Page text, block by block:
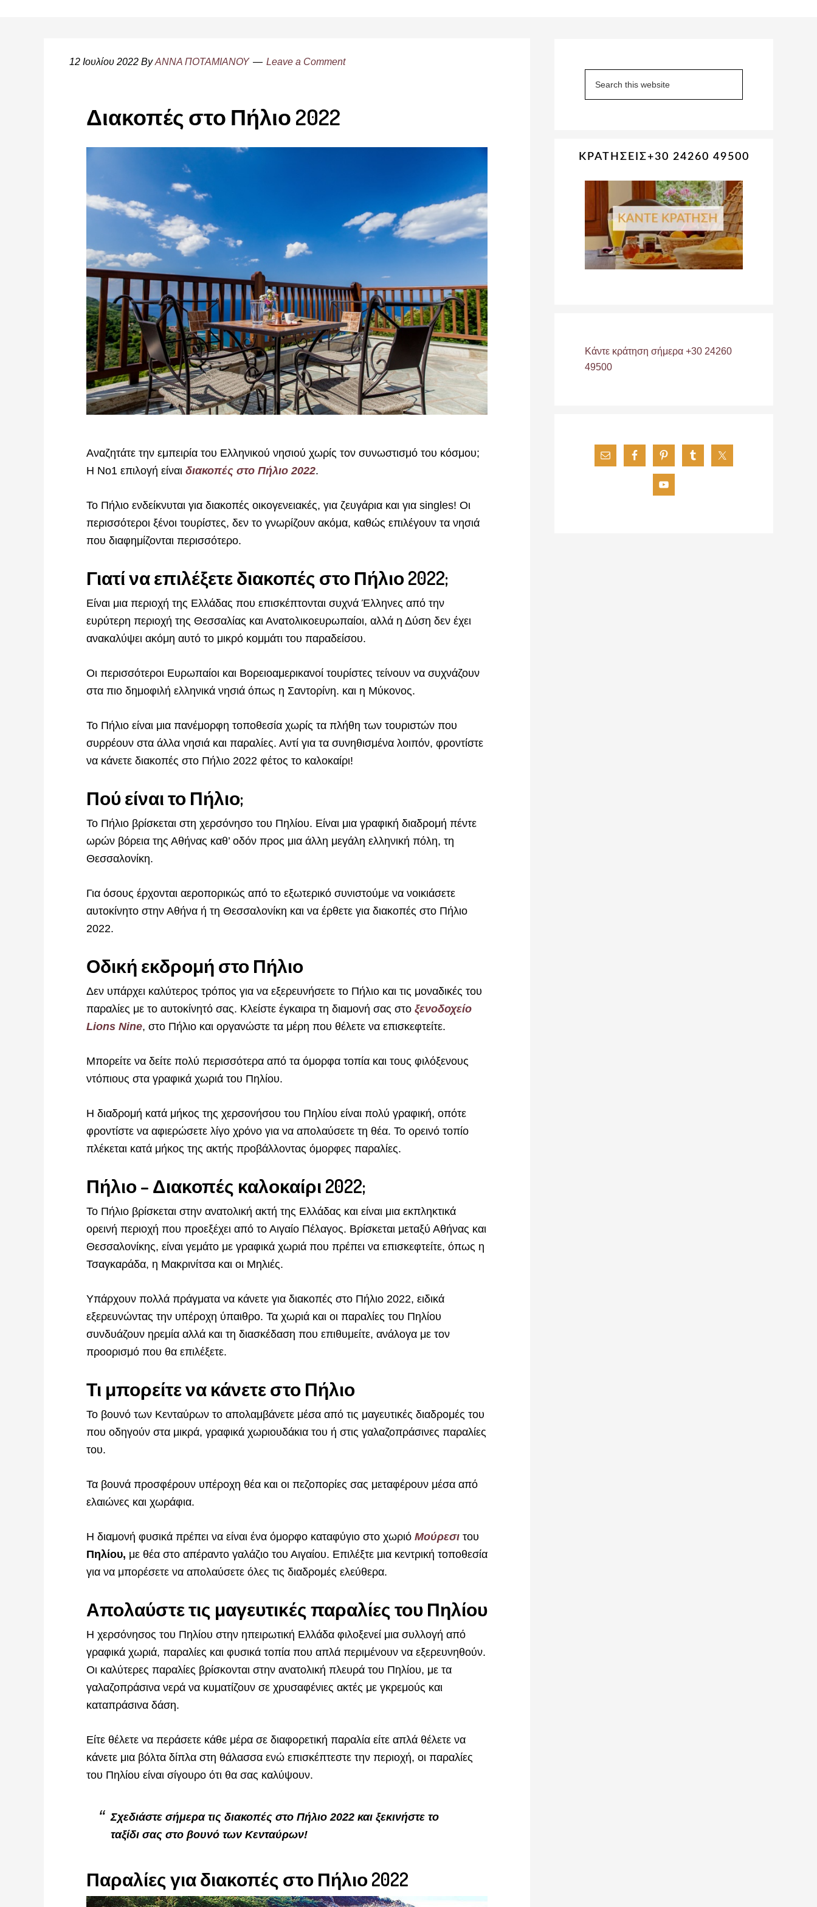
12 Ιουλίου 2022 ByΑΝΝΑ ΠΟΤΑΜΙΑΝΟΥ Leave a Comment
Διακοπές στο Πήλιο 2022
Αναζητάτε την εμπειρία του Ελληνικού νησιού χωρίς τον συνωστισμό του κόσμου;
Η Νο1 επιλογή είναι διακοπές στο Πήλιο 2022.
Το Πήλιο ενδείκνυται για διακοπές οικογενειακές, για ζευγάρια και για singles! Οι
περισσότεροι ξένοι τουρίστες, δεν το γνωρίζουν ακόμα, καθώς επιλέγουν τα νησιά
που διαφημίζονται περισσότερο.
Γιατί να επιλέξετε διακοπές στο Πήλιο 2022;
Είναι μια περιοχή της Ελλάδας που επισκέπτονται συχνά Έλληνες από την
ευρύτερη περιοχή της Θεσσαλίας και Ανατολικοευρωπαίοι, αλλά η Δύση δεν έχει
ανακαλύψει ακόμη αυτό το μικρό κομμάτι του παραδείσου.
Οι περισσότεροι Ευρωπαίοι και Βορειοαμερικανοί τουρίστες τείνουν να συχνάζουν
στα πιο δημοφιλή ελληνικά νησιά όπως η Σαντορίνη. και η Μύκονος.
Το Πήλιο είναι μια πανέμορφη τοποθεσία χωρίς τα πλήθη των τουριστών που
συρρέουν στα άλλα νησιά και παραλίες. Αντί για τα συνηθισμένα λοιπόν, φροντίστε
να κάνετε διακοπές στο Πήλιο 2022 φέτος το καλοκαίρι!
Πού είναι το Πήλιο;
Το Πήλιο βρίσκεται στη χερσόνησο του Πηλίου. Είναι μια γραφική διαδρομή πέντε
ωρών βόρεια της Αθήνας καθ’ οδόν προς μια άλλη μεγάλη ελληνική πόλη, τη
Θεσσαλονίκη.
Για όσους έρχονται αεροπορικώς από το εξωτερικό συνιστούμε να νοικιάσετε
αυτοκίνητο στην Αθήνα ή τη Θεσσαλονίκη και να έρθετε για διακοπές στο Πήλιο
2022.
Οδική εκδρομή στο Πήλιο
Δεν υπάρχει καλύτερος τρόπος για να εξερευνήσετε το Πήλιο και τις μοναδικές του
παραλίες με το αυτοκίνητό σας. Κλείστε έγκαιρα τη διαμονή σας στο ξενοδοχείο
Lions Nine, στο Πήλιο και οργανώστε τα μέρη που θέλετε να επισκεφτείτε.
Μπορείτε να δείτε πολύ περισσότερα από τα όμορφα τοπία και τους φιλόξενους
ντόπιους στα γραφικά χωριά του Πηλίου.
Η διαδρομή κατά μήκος της χερσονήσου του Πηλίου είναι πολύ γραφική, οπότε
φροντίστε να αφιερώσετε λίγο χρόνο για να απολαύσετε τη θέα. Το ορεινό τοπίο
πλέκεται κατά μήκος της ακτής προβάλλοντας όμορφες παραλίες.
Πήλιο – Διακοπές καλοκαίρι 2022;
Το Πήλιο βρίσκεται στην ανατολική ακτή της Ελλάδας και είναι μια εκπληκτικά
ορεινή περιοχή που προεξέχει από το Αιγαίο Πέλαγος. Βρίσκεται μεταξύ Αθήνας και
Θεσσαλονίκης, είναι γεμάτο με γραφικά χωριά που πρέπει να επισκεφτείτε, όπως η
Τσαγκαράδα, η Μακρινίτσα και οι Μηλιές.
Υπάρχουν πολλά πράγματα να κάνετε για διακοπές στο Πήλιο 2022, ειδικά
εξερευνώντας την υπέροχη ύπαιθρο. Τα χωριά και οι παραλίες του Πηλίου
συνδυάζουν ηρεμία αλλά και τη διασκέδαση που επιθυμείτε, ανάλογα με τον
προορισμό που θα επιλέξετε.
Τι μπορείτε να κάνετε στο Πήλιο
Το βουνό των Κενταύρων το απολαμβάνετε μέσα από τις μαγευτικές διαδρομές του
που οδηγούν στα μικρά, γραφικά χωριουδάκια του ή στις γαλαζοπράσινες παραλίες
του.
Τα βουνά προσφέρουν υπέροχη θέα και οι πεζοπορίες σας μεταφέρουν μέσα από
ελαιώνες και χωράφια.
Η διαμονή φυσικά πρέπει να είναι ένα όμορφο καταφύγιο στο χωριό Μούρεσι του
Πηλίου, με θέα στο απέραντο γαλάζιο του Αιγαίου. Επιλέξτε μια κεντρική τοποθεσία
για να μπορέσετε να απολαύσετε όλες τις διαδρομές ελεύθερα.
Απολαύστε τις μαγευτικές παραλίες του Πηλίου
Η χερσόνησος του Πηλίου στην ηπειρωτική Ελλάδα φιλοξενεί μια συλλογή από
γραφικά χωριά, παραλίες και φυσικά τοπία που απλά περιμένουν να εξερευνηθούν.
Οι καλύτερες παραλίες βρίσκονται στην ανατολική πλευρά του Πηλίου, με τα
γαλαζοπράσινα νερά να κυματίζουν σε χρυσαφένιες ακτές με γκρεμούς και
καταπράσινα δάση.
Είτε θέλετε να περάσετε κάθε μέρα σε διαφορετική παραλία είτε απλά θέλετε να
κάνετε μια βόλτα δίπλα στη θάλασσα ενώ επισκέπτεστε την περιοχή, οι παραλίες
του Πηλίου είναι σίγουρο ότι θα σας καλύψουν.
Σχεδιάστε σήμερα τις διακοπές στο Πήλιο 2022 και ξεκινήστε το
ταξίδι σας στο βουνό των Κενταύρων!
Παραλίες για διακοπές στο Πήλιο 2022
Sidebar
ΚΡΑΤΗΣΕΙΣ+30 24260 49500
Κάντε κράτηση σήμερα +30 24260
49500